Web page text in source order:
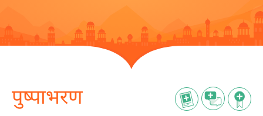
पुष्पाभरण